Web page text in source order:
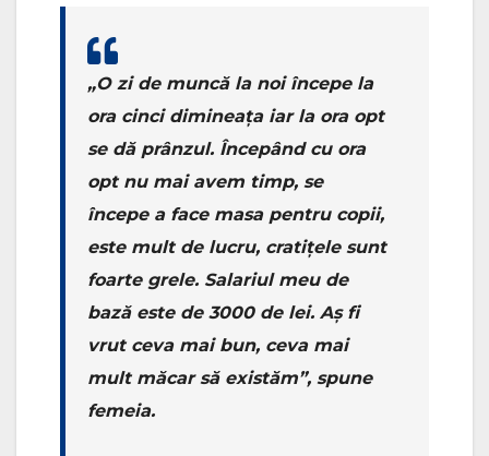
„O zi de muncă la noi începe la
ora cinci dimineața iar la ora opt
se dă prânzul. Începând cu ora
opt nu mai avem timp, se
începe a face masa pentru copii,
este mult de lucru, cratițele sunt
foarte grele. Salariul meu de
bază este de 3000 de lei. Aș fi
vrut ceva mai bun, ceva mai
mult măcar să existăm”, spune
femeia.